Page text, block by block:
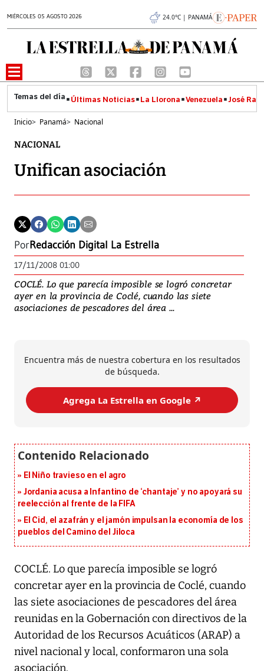
MIÉRCOLES 05 AGOSTO 2026 24.0°C | PANAMÁ
Últimas Noticias La Llorona Venezuela José
Inicio> Panamá> Nacional
NACIONAL
Unifican asociación
PorRedacción Digital La Estrella
17/11/2008 01:00
COCLÉ. Lo que parecía imposible se logró concretar
ayer en la provincia de Coclé, cuando las siete
asociaciones de pescadores del área ...
Encuentra más de nuestra cobertura en los resultados
de búsqueda.
Agrega La Estrella en Google ↗️
El Niño travieso en el agro
Jordania acusa a Infantino de ‘chantaje’ y no apoyará su
reelección al frente de la FIFA
El Cid, el azafrán y el jamón impulsan la economía de los
pueblos del Camino del Jiloca
COCLÉ. Lo que parecía imposible se logró
concretar ayer en la provincia de Coclé, cuando
las siete asociaciones de pescadores del área
reunidas en la Gobernación con directivos de la
Autoridad de los Recursos Acuáticos (ARAP) a
nivel nacional y local, conformaron una sola
asociación.